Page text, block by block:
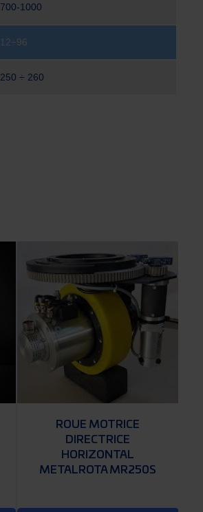
700-1000
12÷96
250 ÷ 260
ROUE MOTRICE
DIRECTRICE
HORIZONTAL
METALROTA MR250S